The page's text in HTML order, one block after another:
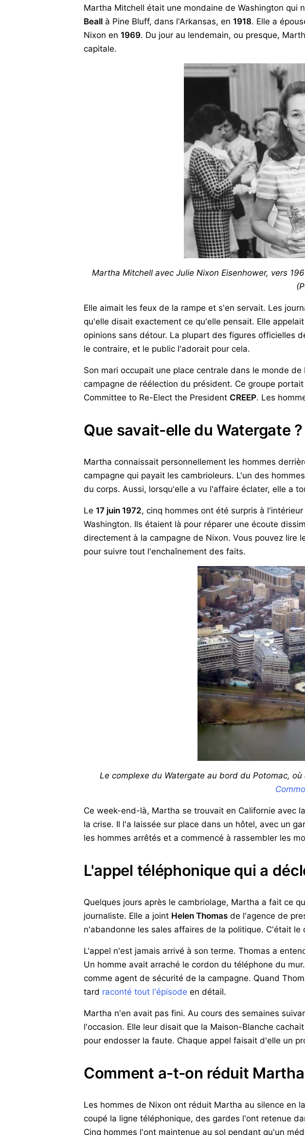
Martha Mitchell était une mondaine de Washington qui
Beall à Pine Bluff, dans l'Arkansas, en 1918. Elle a
Nixon en 1969. Du jour au lendemain, ou presque,
capitale.
Martha Mitchell avec Julie Nixon Eisenhower, vers
Elle aimait les feux de la rampe et s'en servait. Les
qu'elle disait exactement ce qu'elle pensait. Elle
opinions sans détour. La plupart des figures officielles
le contraire, et le public l'adorait pour cela.
Son mari occupait une place centrale dans le monde de
campagne de réélection du président. Ce groupe
Committee to Re-Elect the President CREEP. Les
Que savait-elle du Watergate ?
Martha connaissait personnellement les hommes
campagne qui payait les cambrioleurs. L'un des
du corps. Aussi, lorsqu'elle a vu l'affaire éclater, elle a
Le 17 juin 1972, cinq hommes ont été surpris à
Washington. Ils étaient là pour réparer une écoute
directement à la campagne de Nixon. Vous pouvez lire
pour suivre tout l'enchaînement des faits.
Le complexe du Watergate au bord du Potomac,
Ce week-end-là, Martha se trouvait en Californie avec
la crise. Il l'a laissée sur place dans un hôtel, avec un
les hommes arrêtés et a commencé à rassembler les
L'appel téléphonique qui a
Quelques jours après le cambriolage, Martha a fait ce
journaliste. Elle a joint Helen Thomas de l'agence de
n'abandonne les sales affaires de la politique. C'était
L'appel n'est jamais arrivé à son terme. Thomas a
Un homme avait arraché le cordon du téléphone du
comme agent de sécurité de la campagne. Quand
tard raconté tout l'épisode en détail.
Martha n'en avait pas fini. Au cours des semaines
l'occasion. Elle leur disait que la Maison-Blanche
pour endosser la faute. Chaque appel faisait d'elle un
Comment a-t-on réduit
Les hommes de Nixon ont réduit Martha au silence en
coupé la ligne téléphonique, des gardes l'ont retenue
Cinq hommes l'ont maintenue au sol pendant qu'un